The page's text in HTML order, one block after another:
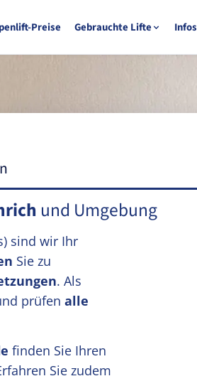
Preise Gebrauchte Lifte Infos
und Umgebung
sind wir Ihr
Sie zu
. Als
prüfen alle
finden Sie Ihren
Sie zudem